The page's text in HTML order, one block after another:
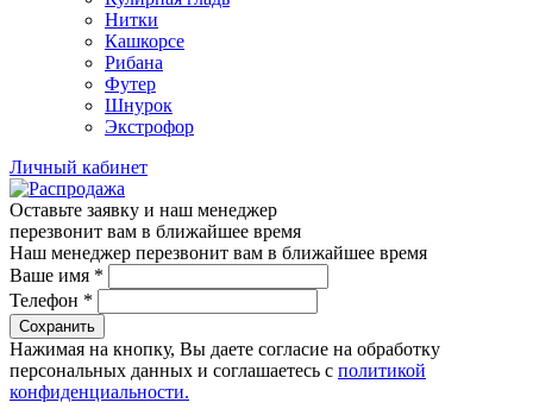
Нитки
Кашкорсе
Рибана
Футер
Шнурок
Экстрофор
Личный кабинет
Оставьте заявку и наш менеджер
перезвонит вам в ближайшее время
Наш менеджер перезвонит вам в ближайшее время
Ваше имя *
Телефон *
Сохранить
Нажимая на кнопку, Вы даете согласие на обработку
персональных данных и соглашаетесь с политикой
конфиденциальности.